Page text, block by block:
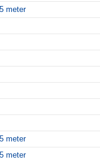
meter
meter
meter